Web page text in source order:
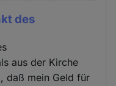
des
aus der Kirche
daß mein Geld für